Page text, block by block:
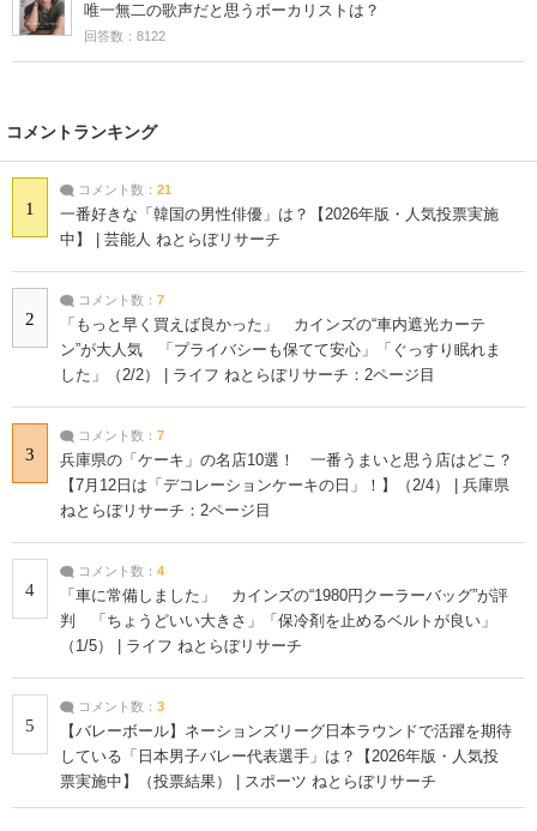
唯一無二の歌声だと思うボーカリストは？
回答数：8122
コメントランキング
1
コメント数： 21
一番好きな「韓国の男性俳優」は？【2026年版・人気投票実施
中】 | 芸能人 ねとらぼリサーチ
2
コメント数： 7
「もっと早く買えば良かった」 カインズの“車内遮光カーテ
ン”が大人気 「プライバシーも保てて安心」「ぐっすり眠れま
した」（2/2） | ライフ ねとらぼリサーチ：2ページ目
3
コメント数： 7
兵庫県の「ケーキ」の名店10選！ 一番うまいと思う店はどこ？
【7月12日は「デコレーションケーキの日」！】（2/4） | 兵庫県
ねとらぼリサーチ：2ページ目
4
コメント数： 4
「車に常備しました」 カインズの“1980円クーラーバッグ”が評
判 「ちょうどいい大きさ」「保冷剤を止めるベルトが良い」
（1/5） | ライフ ねとらぼリサーチ
5
コメント数： 3
【バレーボール】ネーションズリーグ日本ラウンドで活躍を期待
している「日本男子バレー代表選手」は？【2026年版・人気投
票実施中】（投票結果） | スポーツ ねとらぼリサーチ